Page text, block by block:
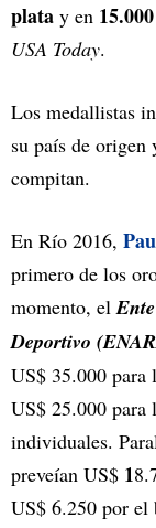
plata y en
USA Today.
Los medallistas
su país de
compitan.
En Río 2016,
primero de los
momento, el
Deportivo
US$ 35.000 para
US$ 25.000 para
individuales.
preveían US$ 1
US$ 6.250 por el